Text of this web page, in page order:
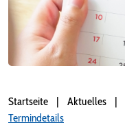
Startseite Aktuelles
Termindetails